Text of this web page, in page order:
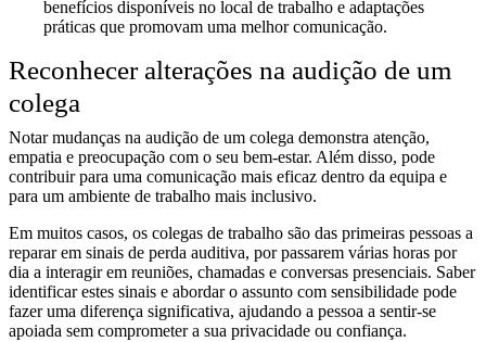
benefícios disponíveis no local de trabalho e adaptações
práticas que promovam uma melhor comunicação.
Reconhecer alterações na audição de um
colega
Notar mudanças na audição de um colega demonstra atenção,
empatia e preocupação com o seu bem-estar. Além disso, pode
contribuir para uma comunicação mais eficaz dentro da equipa e
para um ambiente de trabalho mais inclusivo.
Em muitos casos, os colegas de trabalho são das primeiras pessoas a
reparar em sinais de perda auditiva, por passarem várias horas por
dia a interagir em reuniões, chamadas e conversas presenciais. Saber
identificar estes sinais e abordar o assunto com sensibilidade pode
fazer uma diferença significativa, ajudando a pessoa a sentir-se
apoiada sem comprometer a sua privacidade ou confiança.